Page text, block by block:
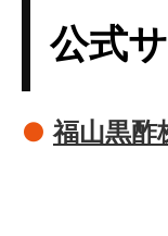
公式
● 福山黒酢